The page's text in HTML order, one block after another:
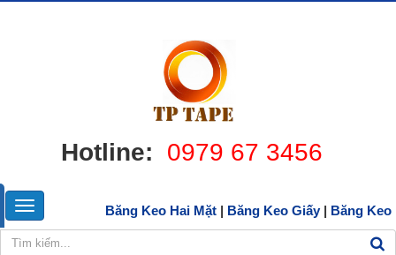
Hotline: 0979 67 3456
Băng Keo Hai Mặt | Băng Keo Giấy| Băng Keo